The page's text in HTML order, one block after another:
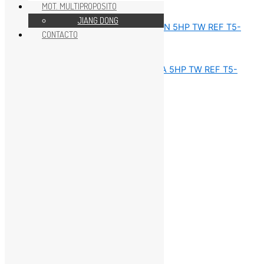
REPUESTOS MOTOR 5HP
MOT. MULTIPROPOSITO
JIANG DONG
CONTACTO